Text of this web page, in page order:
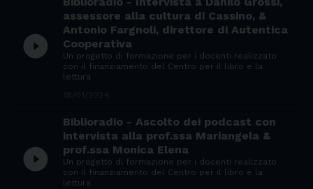
play_circle_filled
assessore alla cultura di Cassino, &
Antonio Fargnoli, direttore di Autentica
Cooperativa
Un progetto di formazione per i docenti realizzato
con il finanziamento del Centro per il libro e la
lettura
play_circle_filled
Biblioradio - Ascolto dei podcast con
intervista alla prof.ssa Mariangela &
prof.ssa Monica Elena
Un progetto di formazione per i docenti realizzato
con il finanziamento del Centro per il libro e la
lettura